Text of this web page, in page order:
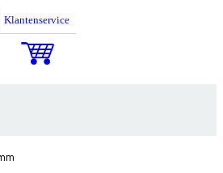
Klantenservice